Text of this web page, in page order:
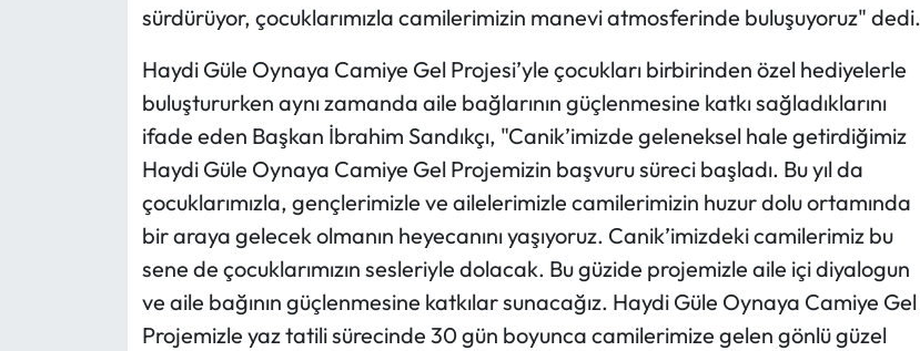
sürdürüyor, çocuklarımızla camilerimizin manevi atmosferinde buluşuyoruz" dedi.
Haydi Güle Oynaya Camiye Gel Projesi’yle çocukları birbirinden özel hediyelerle
buluştururken aynı zamanda aile bağlarının güçlenmesine katkı sağladıklarını
ifade eden Başkan İbrahim Sandıkçı, "Canik’imizde geleneksel hale getirdiğimiz
Haydi Güle Oynaya Camiye Gel Projemizin başvuru süreci başladı. Bu yıl da
çocuklarımızla, gençlerimizle ve ailelerimizle camilerimizin huzur dolu ortamında
bir araya gelecek olmanın heyecanını yaşıyoruz. Canik’imizdeki camilerimiz bu
sene de çocuklarımızın sesleriyle dolacak. Bu güzide projemizle aile içi diyalogun
ve aile bağının güçlenmesine katkılar sunacağız. Haydi Güle Oynaya Camiye Gel
Projemizle yaz tatili sürecinde 30 gün boyunca camilerimize gelen gönlü güzel